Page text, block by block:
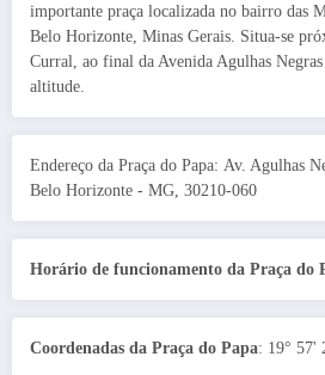
importante praça localizada no bairro das
Belo Horizonte, Minas Gerais. Situa-se
Curral, ao final da Avenida Agulhas
altitude.
Endereço da Praça do Papa: Av. Agulhas
Belo Horizonte - MG, 30210-060
Horário de funcionamento da Praça do
Coordenadas da Praça do Papa: 19° 57'